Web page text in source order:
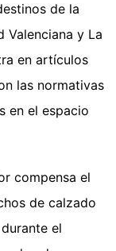
de la
Valenciana y La
en artículos
las normativas
en el espacio
compensa el
de calzado
el